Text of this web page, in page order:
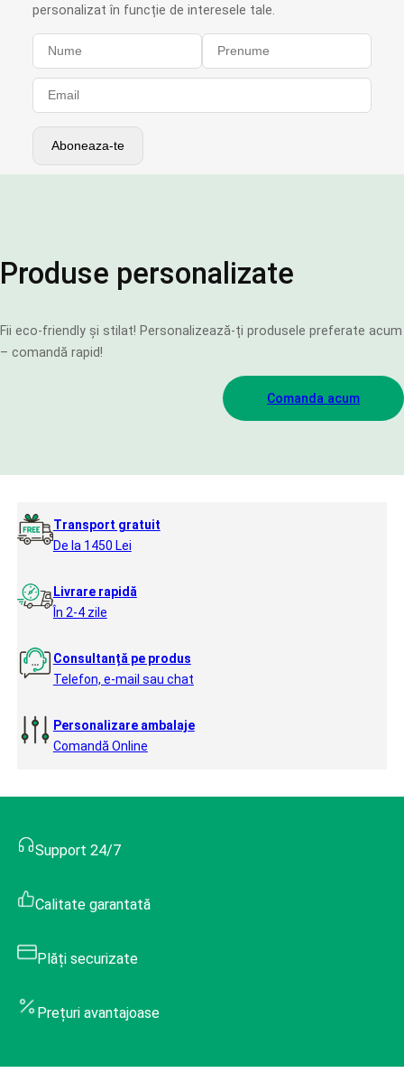
personalizat în funcție de interesele tale.
Produse personalizate
Fii eco-friendly și stilat! Personalizează-ți produsele preferate acum
– comandă rapid!
Comanda acum
Transport gratuit
De la 1450 Lei
Livrare rapidă
În 2-4 zile
Consultanță pe produs
Telefon, e-mail sau chat
Personalizare ambalaje
Comandă Online
Support 24/7
Calitate garantată
Plăți securizate
Prețuri avantajoase